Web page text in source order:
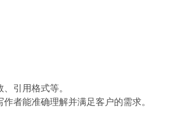
引用格式等。
者能准确理解并满足客户的需求。